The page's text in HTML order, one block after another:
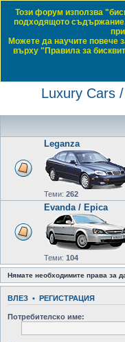
Daewoo &
ЧЗВ Правила на
Начало форум Luxury
Виж
Luxury Cars
Leganza
Теми: 262
Evanda / Epica
Теми: 104
Нямате необходимите права за
ВЛЕЗ • РЕГИСТРАЦИЯ
Потребителско име:
Този форум използва
подходящото
Можете да научите повече
върху "Правила за